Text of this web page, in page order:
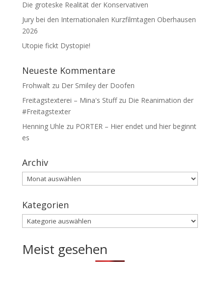
Die groteske Realität der Konservativen
Jury bei den Internationalen Kurzfilmtagen Oberhausen
2026
Utopie fickt Dystopie!
Neueste Kommentare
Frohwaltzu Der Smiley der Doofen
Freitagstexterei – Mina's Stuffzu Die Reanimation der
#Freitagstexter
Henning Uhle zu PORTER – Hier endet und hier beginnt
es
Archiv
Archiv
Kategorien
Kategorien
Meist gesehen